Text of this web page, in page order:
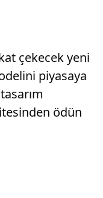
çekecek yeni
piyasaya
ödün